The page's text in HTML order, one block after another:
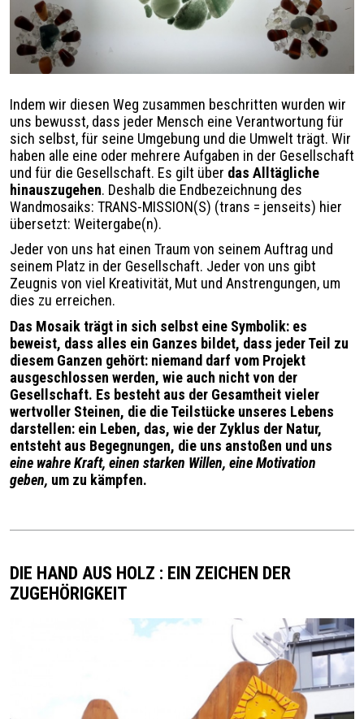
Légende
Indem wir diesen Weg zusammen beschritten wurden wir
uns bewusst, dass jeder Mensch eine Verantwortung für
sich selbst, für seine Umgebung und die Umwelt trägt. Wir
haben alle eine oder mehrere Aufgaben in der Gesellschaft
und für die Gesellschaft. Es gilt über das Alltägliche
hinauszugehen. Deshalb die Endbezeichnung des
Wandmosaiks: TRANS-MISSION(S) (trans = jenseits) hier
übersetzt: Weitergabe(n).
Jeder von uns hat einen Traum von seinem Auftrag und
seinem Platz in der Gesellschaft. Jeder von uns gibt
Zeugnis von viel Kreativität, Mut und Anstrengungen, um
dies zu erreichen.
Das Mosaik trägt in sich selbst eine Symbolik: es
beweist, dass alles ein Ganzes bildet, dass jeder Teil zu
diesem Ganzen gehört: niemand darf vom Projekt
ausgeschlossen werden, wie auch nicht von der
Gesellschaft. Es besteht aus der Gesamtheit vieler
wertvoller Steinen, die die Teilstücke unseres Lebens
darstellen: ein Leben, das, wie der Zyklus der Natur,
entsteht aus Begegnungen, die uns anstoßen und uns
eine wahre Kraft, einen starken Willen, eine Motivation
geben, um zu kämpfen.
DIE HAND AUS HOLZ : EIN ZEICHEN DER
ZUGEHÖRIGKEIT